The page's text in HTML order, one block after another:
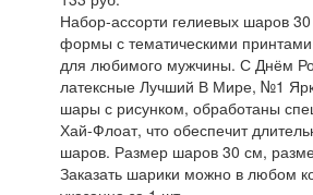
Набор-ассорти гелиевых шаров 30
формы с тематическими
для любимого мужчины. С Днём
латексные Лучший В Мире, №1
шары с рисунком, обработаны
Хай-Флоат, что обеспечит
шаров. Размер шаров 30 см,
Заказать шарики можно в любом